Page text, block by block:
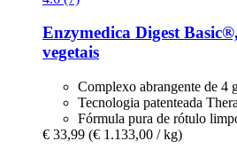
Enzymedica Digest
vegetais
Complexo abrangente de 4
Tecnologia patenteada
Fórmula pura de rótulo
€ 33,99 (€ 1.133,00 / kg)